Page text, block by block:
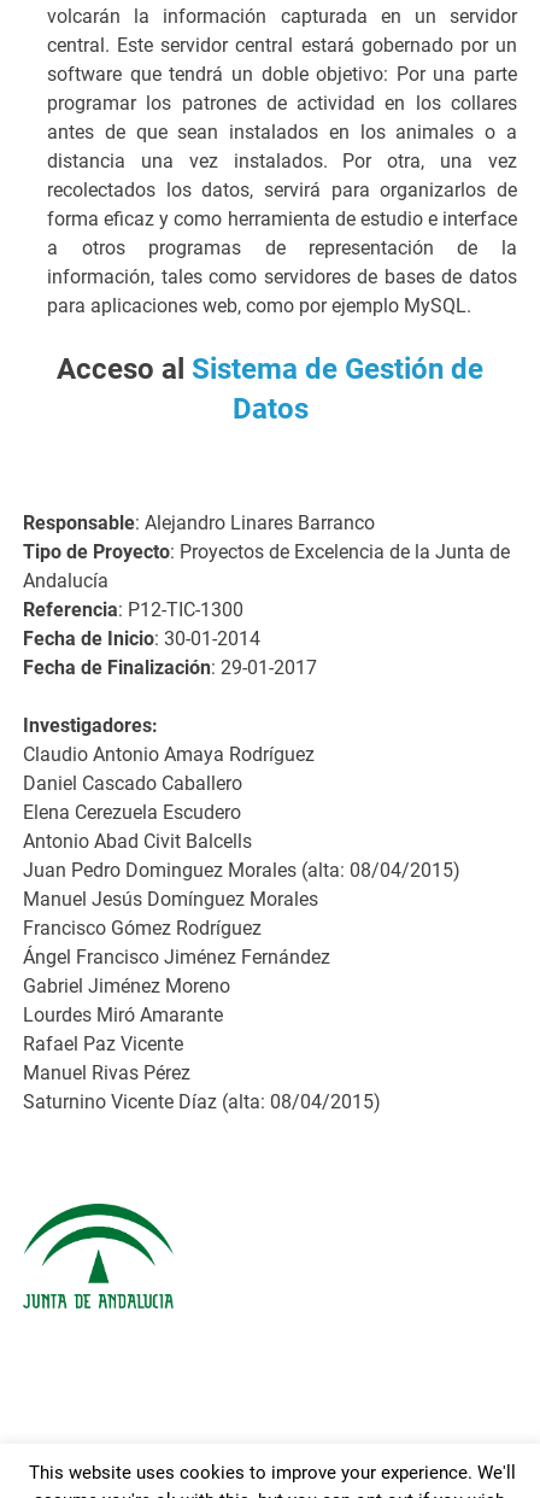
volcarán la información capturada en un servidor
central. Este servidor central estará gobernado por un
software que tendrá un doble objetivo: Por una parte
programar los patrones de actividad en los collares
antes de que sean instalados en los animales o a
distancia una vez instalados. Por otra, una vez
recolectados los datos, servirá para organizarlos de
forma eficaz y como herramienta de estudio e interface
a otros programas de representación de la
información, tales como servidores de bases de datos
para aplicaciones web, como por ejemplo MySQL.
Acceso al Sistema de Gestión de
Datos
Responsable: Alejandro Linares Barranco
Tipo de Proyecto: Proyectos de Excelencia de la Junta de
Andalucía
Referencia: P12-TIC-1300
Fecha de Inicio: 30-01-2014
Fecha de Finalización: 29-01-2017
Investigadores:
Claudio Antonio Amaya Rodríguez
Daniel Cascado Caballero
Elena Cerezuela Escudero
Antonio Abad Civit Balcells
Juan Pedro Dominguez Morales (alta: 08/04/2015)
Manuel Jesús Domínguez Morales
Francisco Gómez Rodríguez
Ángel Francisco Jiménez Fernández
Gabriel Jiménez Moreno
Lourdes Miró Amarante
Rafael Paz Vicente
Manuel Rivas Pérez
Saturnino Vicente Díaz (alta: 08/04/2015)
Powered by WordPress Merlin
This website uses cookies to improve your experience. We'll